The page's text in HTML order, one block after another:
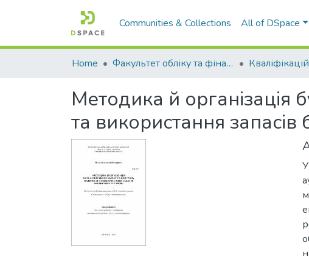
Communities & Collections All of DSpace
Home Факультет обліку та фінансів
Методика й організація
та використання